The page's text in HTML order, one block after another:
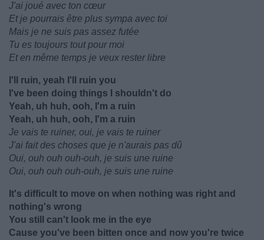
J'ai joué avec ton cœur
Et je pourrais être plus sympa avec toi
Mais je ne suis pas assez futée
Tu es toujours tout pour moi
Et en même temps je veux rester libre
I'll ruin, yeah I'll ruin you
I've been doing things I shouldn't do
Yeah, uh huh, ooh, I'm a ruin
Yeah, uh huh, ooh, I'm a ruin
Je vais te ruiner, oui, je vais te ruiner
J'ai fait des choses que je n'aurais pas dû
Oui, ouh ouh ouh-ouh, je suis une ruine
Oui, ouh ouh ouh-ouh, je suis une ruine
It's difficult to move on when nothing was right and
nothing's wrong
You still can't look me in the eye
Cause you've been bitten once and now you're twice